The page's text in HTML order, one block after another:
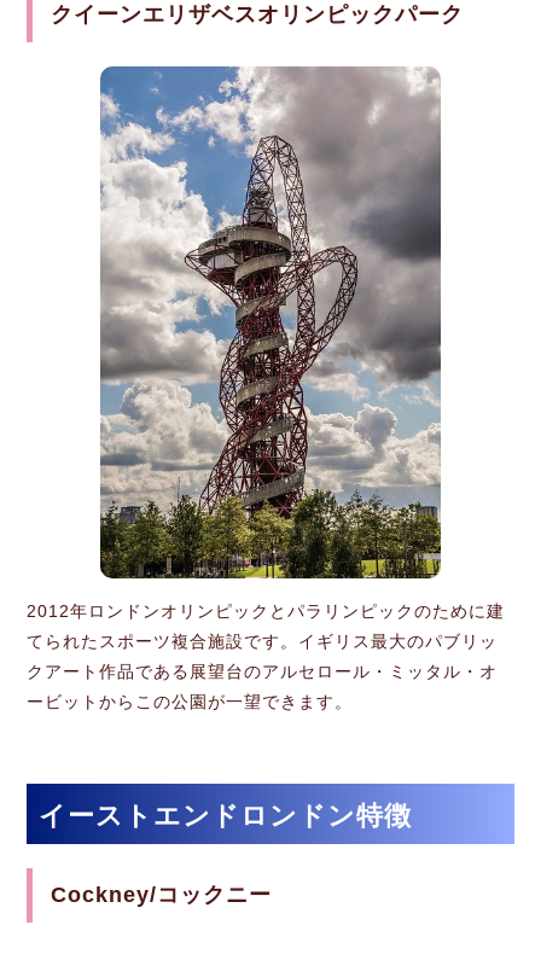
クイーンエリザベスオリンピックパーク
2012年ロンドンオリンピックとパラリンピックのために建
てられたスポーツ複合施設です。イギリス最大のパブリッ
クアート作品である展望台のアルセロール・ミッタル・オ
ービットからこの公園が一望できます。
イーストエンドロンドン特徴
Cockney/コックニー